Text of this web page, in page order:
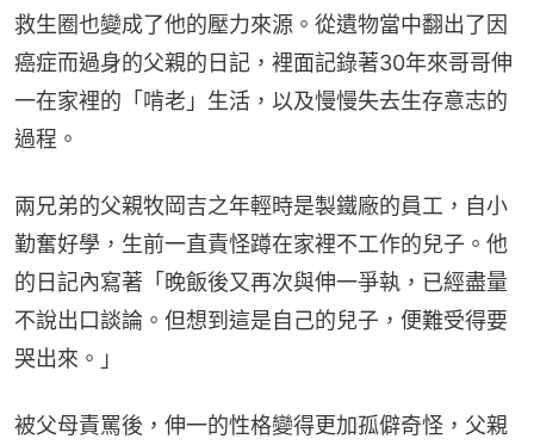
救生圈也變成了他的壓力來源。從遺物當中翻出了因
癌症而過身的父親的日記，裡面記錄著30年來哥哥伸
一在家裡的「啃老」生活，以及慢慢失去生存意志的
過程。
兩兄弟的父親牧岡吉之年輕時是製鐵廠的員工，自小
勤奮好學，生前一直責怪蹲在家裡不工作的兒子。他
的日記內寫著「晚飯後又再次與伸一爭執，已經盡量
不說出口談論。但想到這是自己的兒子，便難受得要
哭出來。」
被父母責罵後，伸一的性格變得更加孤僻奇怪，父親